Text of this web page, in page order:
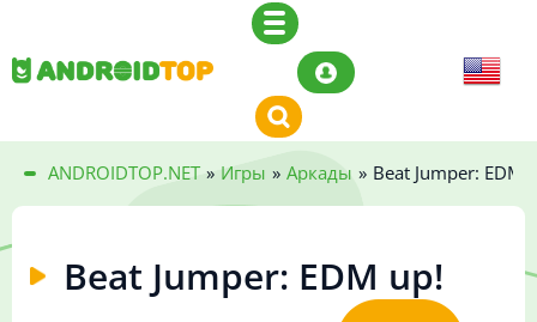
ANDROIDTOP.NET » Игры » Аркады » Beat Jumper: EDM
Beat Jumper: EDM up!